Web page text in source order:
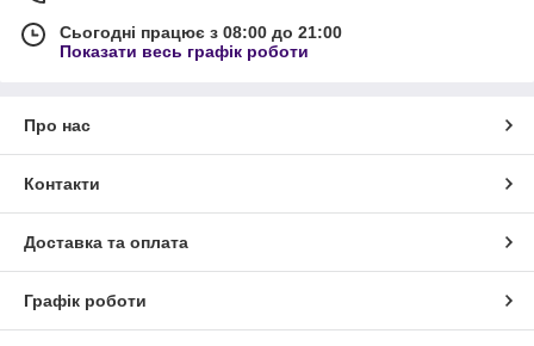
Сьогодні працює з 08:00 до 21:00
Показати весь графік роботи
Про нас
Контакти
Доставка та оплата
Графік роботи